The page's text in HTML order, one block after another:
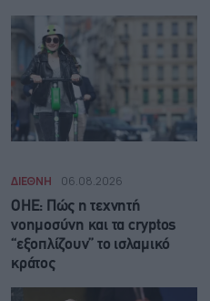
ΔΙΕΘΝΗ 06.08.2026
ΟΗΕ: Πώς η τεχνητή
νοημοσύνη και τα cryptos
“εξοπλίζουν” το ισλαμικό
κράτος